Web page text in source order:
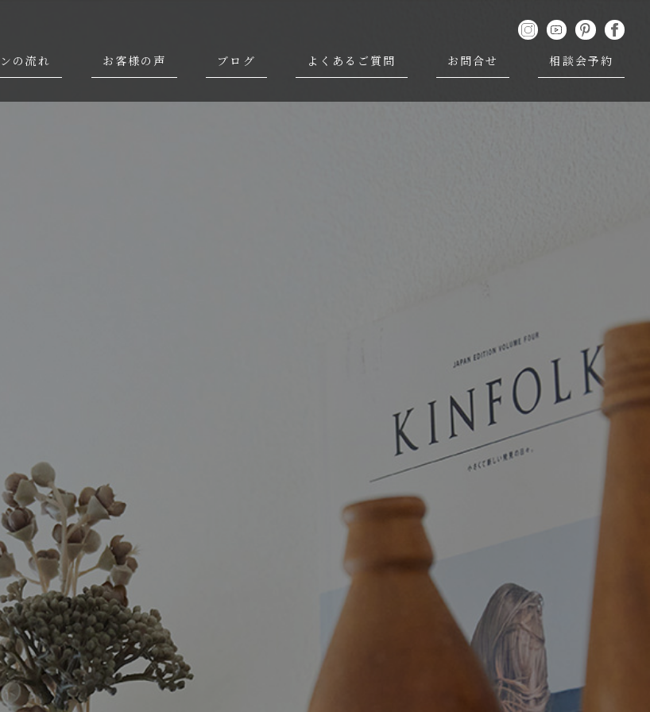
の流れ お客様の声 ブログ よくあるご質問 お問合せ 相談会予約